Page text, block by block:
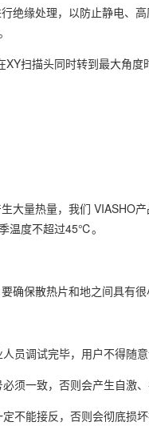
绝缘处理，以防止静电、
XY扫描头同时转到最大角
大量热量，我们 VIASHO
温度不超过45℃。
确保散热片和地之间具有很
员调试完毕，用户不得随意
须一致，否则会产生自激
不能接反，否则会彻底损坏